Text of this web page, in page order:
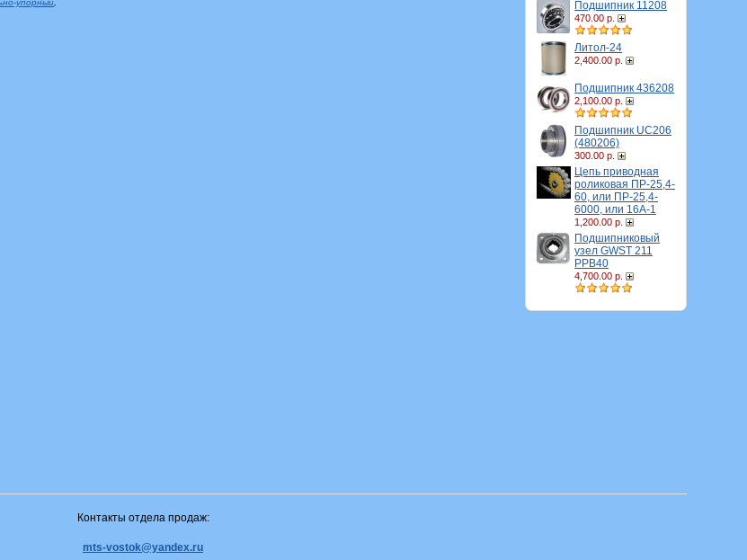
Подшипник 11208
470.00 р.
Литол-24
2,400.00 р.
Подшипник 436208
2,100.00 р.
Подшипник UC206
(480206)
300.00 р.
Цепь приводная
роликовая ПР-25,4-
60, или ПР-25,4-
6000, или 16A-1
1,200.00 р.
Подшипниковый
узел GWST 211
PPB40
4,700.00 р.
упорный
Контакты отдела продаж:
mts-vostok@yandex.ru